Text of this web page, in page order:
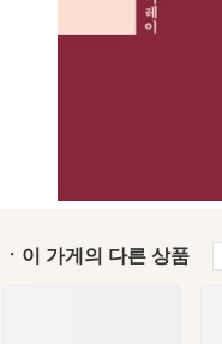
ㆍ이 가게의 다른 상품